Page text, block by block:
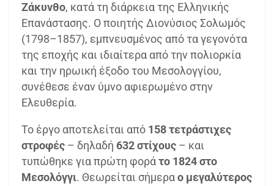
Ζάκυνθο, κατά τη διάρκεια της Ελληνικής
Επανάστασης. Ο ποιητής Διονύσιος Σολωμός
(1798–1857), εμπνευσμένος από τα γεγονότα
της εποχής και ιδιαίτερα από την πολιορκία
και την ηρωική έξοδο του Μεσολογγίου,
συνέθεσε έναν ύμνο αφιερωμένο στην
Ελευθερία.
Το έργο αποτελείται από 158 τετράστιχες
στροφές – δηλαδή 632 στίχους – και
τυπώθηκε για πρώτη φοράτο 1824 στο
Μεσολόγγι. Θεωρείται σήμεραο μεγαλύτερος